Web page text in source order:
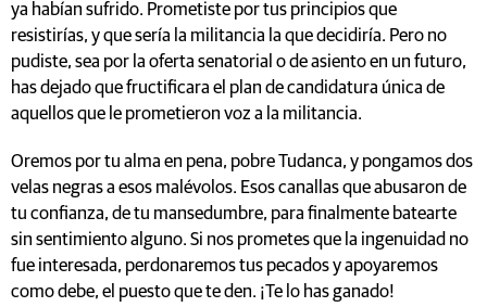
ya habían sufrido. Prometiste por tus principios que
resistirías, y que sería la militancia la que decidiría. Pero no
pudiste, sea por la oferta senatorial o de asiento en un futuro,
has dejado que fructificara el plan de candidatura única de
aquellos que le prometieron voz a la militancia.
Oremos por tu alma en pena, pobre Tudanca, y pongamos dos
velas negras a esos malévolos. Esos canallas que abusaron de
tu confianza, de tu mansedumbre, para finalmente batearte
sin sentimiento alguno. Si nos prometes que la ingenuidad no
fue interesada, perdonaremos tus pecados y apoyaremos
como debe, el puesto que te den. ¡Te lo has ganado!